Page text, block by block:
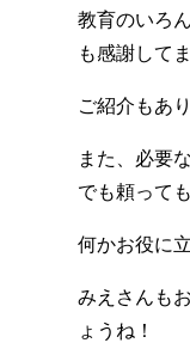
教育のいろ
も感謝して
ご紹介もあ
また、必要
でも頼って
何かお役に
みえさんも
ょうね！